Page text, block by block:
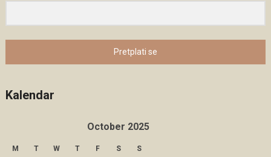
Pretplati se
Kalendar
October 2025
M T W T F S S